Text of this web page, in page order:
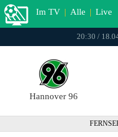
Im TV | Alle | Live
20:30 /
Hannover 96